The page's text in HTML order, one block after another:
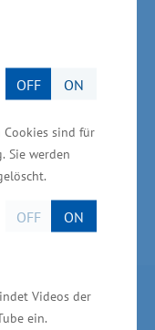
OFF ON
sind für
Sie werden
OFF ON
Videos der
ein.
1